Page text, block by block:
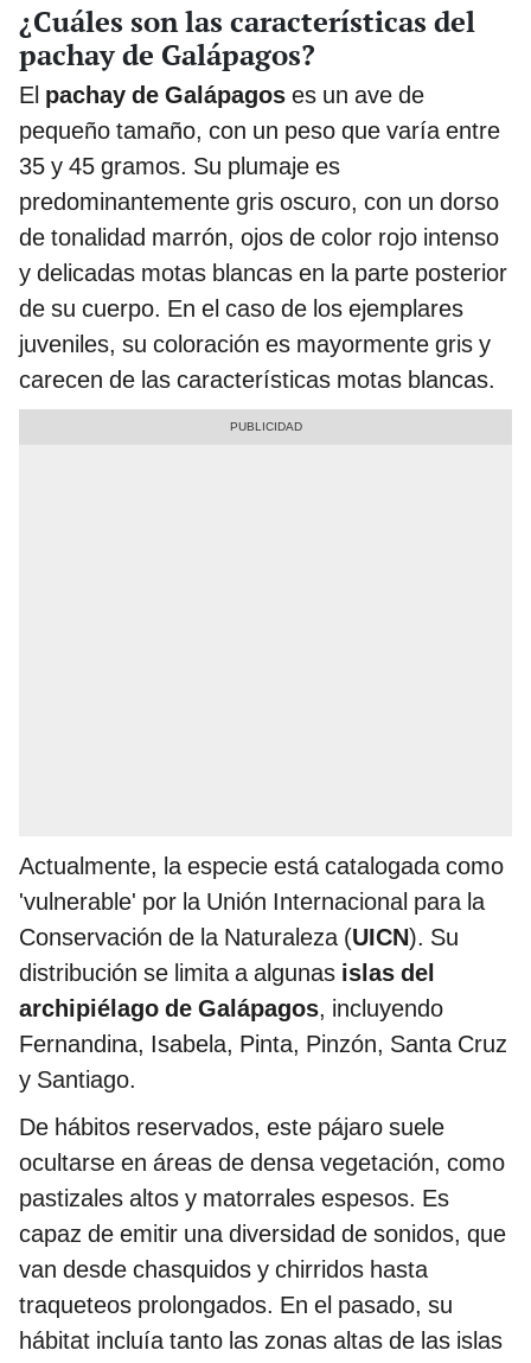
¿Cuáles son las características del
pachay de Galápagos?
El pachay de Galápagos es un ave de
pequeño tamaño, con un peso que varía entre
35 y 45 gramos. Su plumaje es
predominantemente gris oscuro, con un dorso
de tonalidad marrón, ojos de color rojo intenso
y delicadas motas blancas en la parte posterior
de su cuerpo. En el caso de los ejemplares
juveniles, su coloración es mayormente gris y
carecen de las características motas blancas.
Actualmente, la especie está catalogada como
'vulnerable' por la Unión Internacional para la
Conservación de la Naturaleza (UICN). Su
distribución se limita a algunas islas del
archipiélago de Galápagos, incluyendo
Fernandina, Isabela, Pinta, Pinzón, Santa Cruz
y Santiago.
De hábitos reservados, este pájaro suele
ocultarse en áreas de densa vegetación, como
pastizales altos y matorrales espesos. Es
capaz de emitir una diversidad de sonidos, que
van desde chasquidos y chirridos hasta
traqueteos prolongados. En el pasado, su
hábitat incluía tanto las zonas altas de las islas